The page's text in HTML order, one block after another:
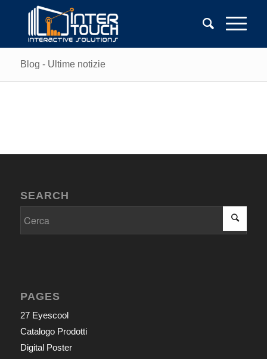
Blog - Ultime notizie
SEARCH
PAGES
27 Eyescool
Catalogo Prodotti
Digital Poster